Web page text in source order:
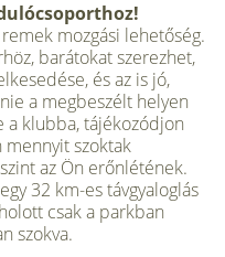
mozgási lehetőség.
barátokat szerezhet,
és az is jó,
a megbeszélt helyen
klubba, tájékozódjon
mennyit szoktak
az Ön erőnlétének.
32 km-es távgyaloglás
csak a parkban
szokva.